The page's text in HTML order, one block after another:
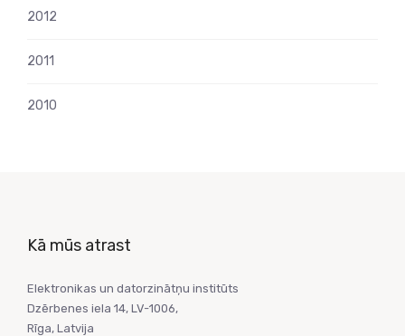
2012
2011
2010
Kā mūs atrast
Elektronikas un datorzinātņu institūts
Dzērbenes iela 14, LV-1006,
Rīga, Latvija